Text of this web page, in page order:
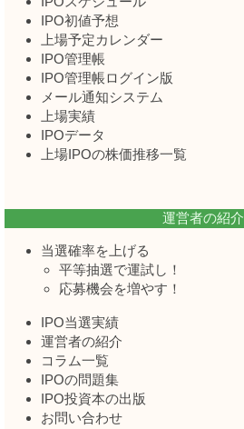
IPO初値予想
上場予定カレンダー
IPO管理帳
IPO管理帳ログイン版
メール通知システム
上場実績
IPOデータ
上場IPOの株価推移一覧
運営者の紹介
当選確率を上げる
平等抽選で運試し！
応募機会を増やす！
IPO当選実績
運営者の紹介
コラム一覧
IPOの問題集
IPO投資本の出版
お問い合わせ